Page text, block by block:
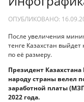
ОПУБЛИКОВАНО:
После увеличения
тенге Казахстан выйдет
по её размеру.
Президент
народу страны велел
заработной платы
2022 года.